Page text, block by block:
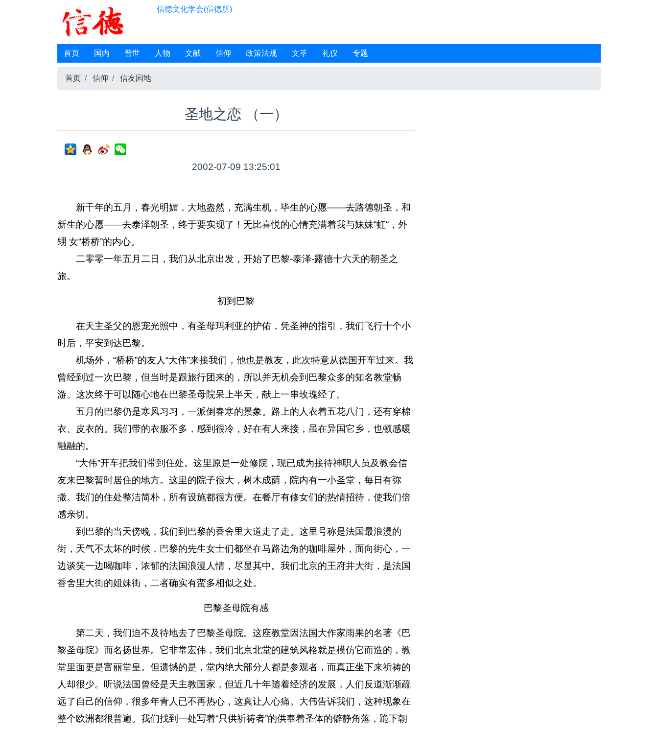
信德文化学会(信德所)
首页 国内 普世 人物 文献 信仰 政策法规 文萃 礼仪 专题
首页 信仰 信友园地
圣地之恋 （一）
2002-07-09 13:25:01
新千年的五月，春光明媚，大地盎然，充满生机，毕生的心愿——去路德朝圣，和
新生的心愿——去泰泽朝圣，终于要实现了！无比喜悦的心情充满着我与妹妹“虹“，外
甥 女“桥桥”的内心。
二零零一年五月二日，我们从北京出发，开始了巴黎-泰泽-露德十六天的朝圣之
旅。
初到巴黎
在天主圣父的恩宠光照中，有圣母玛利亚的护佑，凭圣神的指引，我们飞行十个小
时后，平安到达巴黎。
机场外，“桥桥”的友人“大伟”来接我们，他也是教友，此次特意从德国开车过来。我
曾经到过一次巴黎，但当时是跟旅行团来的，所以并无机会到巴黎众多的知名教堂畅
游。这次终于可以随心地在巴黎圣母院呆上半天，献上一串玫瑰经了。
五月的巴黎仍是寒风习习，一派倒春寒的景象。路上的人衣着五花八门，还有穿棉
衣、皮衣的。我们带的衣服不多，感到很冷，好在有人来接，虽在异国它乡，也顿感暖
融融的。
“大伟”开车把我们带到住处。这里原是一处修院，现已成为接待神职人员及教会信
友来巴黎暂时居住的地方。这里的院子很大，树木成荫，院内有一小圣堂，每日有弥
撒。我们的住处整洁简朴，所有设施都很方便。在餐厅有修女们的热情招待，使我们倍
感亲切。
到巴黎的当天傍晚，我们到巴黎的香舍里大道走了走。这里号称是法国最浪漫的
街，天气不太坏的时候，巴黎的先生女士们都坐在马路边角的咖啡屋外，面向街心，一
边谈笑一边喝咖啡，浓郁的法国浪漫人情，尽显其中。我们北京的王府井大街，是法国
香舍里大街的姐妹街，二者确实有蛮多相似之处。
巴黎圣母院有感
第二天，我们迫不及待地去了巴黎圣母院。这座教堂因法国大作家雨果的名著《巴
黎圣母院》而名扬世界。它非常宏伟，我们北京北堂的建筑风格就是模仿它而造的，教
堂里面更是富丽堂皇。但遗憾的是，堂内绝大部分人都是参观者，而真正坐下来祈祷的
人却很少。听说法国曾经是天主教国家，但近几十年随着经济的发展，人们反道渐渐疏
远了自己的信仰，很多年青人已不再热心，这真让人心痛。大伟告诉我们，这种现象在
整个欧洲都很普遍。我们找到一处写着“只供祈祷者”的供奉着圣体的僻静角落，跪下朝